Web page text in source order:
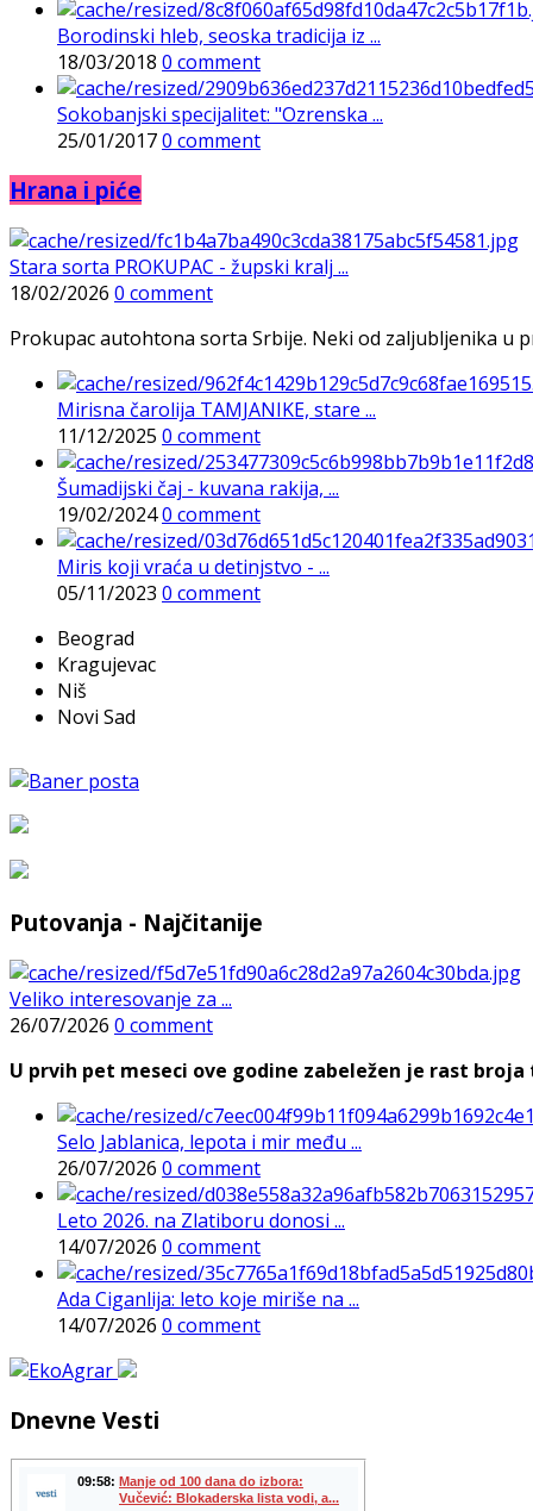
Borodinski hleb, seoska tradicija iz ...
18/03/2018 0 comment
Sokobanjski specijalitet: "Ozrenska ...
25/01/20170 comment
Hrana i piće
Stara sorta PROKUPAC - župski kralj ...
18/02/2026 0 comment
Prokupac autohtona sorta Srbije. Neki od zaljubljenika u
Mirisna čarolija TAMJANIKE, stare ...
11/12/2025 0 comment
Šumadijski čaj - kuvana rakija, ...
19/02/20240 comment
Miris koji vraća u detinjstvo - ...
05/11/2023 0 comment
Beograd
Kragujevac
Niš
Novi Sad
Putovanja - Najčitanije
Veliko interesovanje za ...
26/07/2026 0 comment
U prvih pet meseci ove godine zabeležen je rast
Selo Jablanica, lepota i mir među ...
26/07/2026 0 comment
Leto 2026. na Zlatiboru donosi ...
14/07/2026 0 comment
Ada Ciganlija: leto koje miriše na ...
14/07/2026 0 comment
Dnevne Vesti